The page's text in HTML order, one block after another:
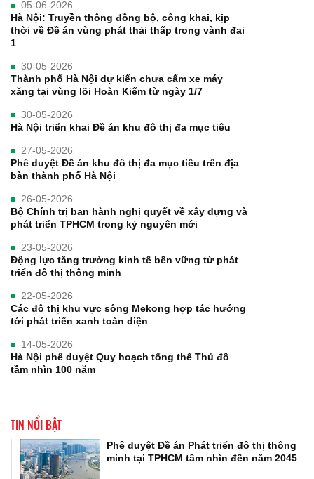
05-06-2026
Hà Nội: Truyền thông đồng bộ, công khai, kịp
thời về Đề án vùng phát thải thấp trong vành đai
1
30-05-2026
Thành phố Hà Nội dự kiến chưa cấm xe máy
xăng tại vùng lõi Hoàn Kiếm từ ngày 1/7
30-05-2026
Hà Nội triển khai Đề án khu đô thị đa mục tiêu
27-05-2026
Phê duyệt Đề án khu đô thị đa mục tiêu trên địa
bàn thành phố Hà Nội
26-05-2026
Bộ Chính trị ban hành nghị quyết về xây dựng và
phát triển TPHCM trong kỷ nguyên mới
23-05-2026
Động lực tăng trưởng kinh tế bền vững từ phát
triển đô thị thông minh
22-05-2026
Các đô thị khu vực sông Mekong hợp tác hướng
tới phát triển xanh toàn diện
14-05-2026
Hà Nội phê duyệt Quy hoạch tổng thể Thủ đô
tầm nhìn 100 năm
TIN NỔI BẬT
Phê duyệt Đề án Phát triển đô thị thông
minh tại TPHCM tầm nhìn đến năm 2045